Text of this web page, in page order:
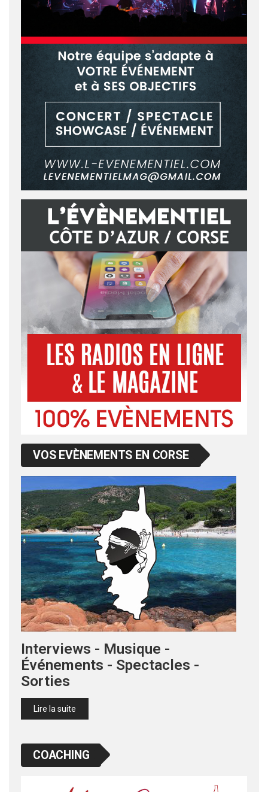
VOS EVÈNEMENTS EN CORSE
Interviews - Musique -
Événements - Spectacles -
Sorties
Lire la suite
COACHING